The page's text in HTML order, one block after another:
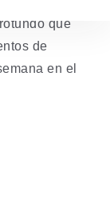
que
de
en el